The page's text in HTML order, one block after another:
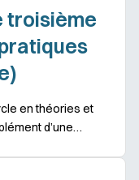
troisième
en théories et
d’une